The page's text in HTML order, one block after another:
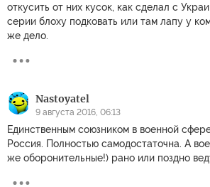
откусить от них кусок, как сделал с
серии блоху подковать или там лапу у
же дело.
Nastoyatel
9 августа 2016, 06:13
Единственным союзником в военной
Россия. Полностью самодостаточна. А
же оборонительные!) рано или поздно